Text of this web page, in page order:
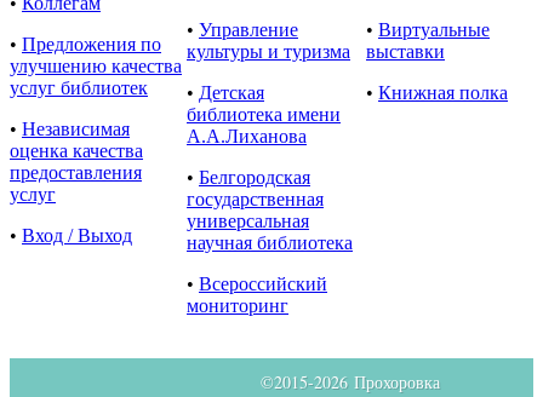
• Предложения по
улучшению качества
услуг библиотек
• Независимая
оценка качества
предоставления
услуг
• Вход / Выход
• Управление
культуры и туризма
• Детская
библиотека имени
А.А.Лиханова
• Белгородская
государственная
универсальная
научная библиотека
• Всероссийский
мониторинг
• Виртуальные
выставки
• Книжная полка
©2015-2026 Прохоровка